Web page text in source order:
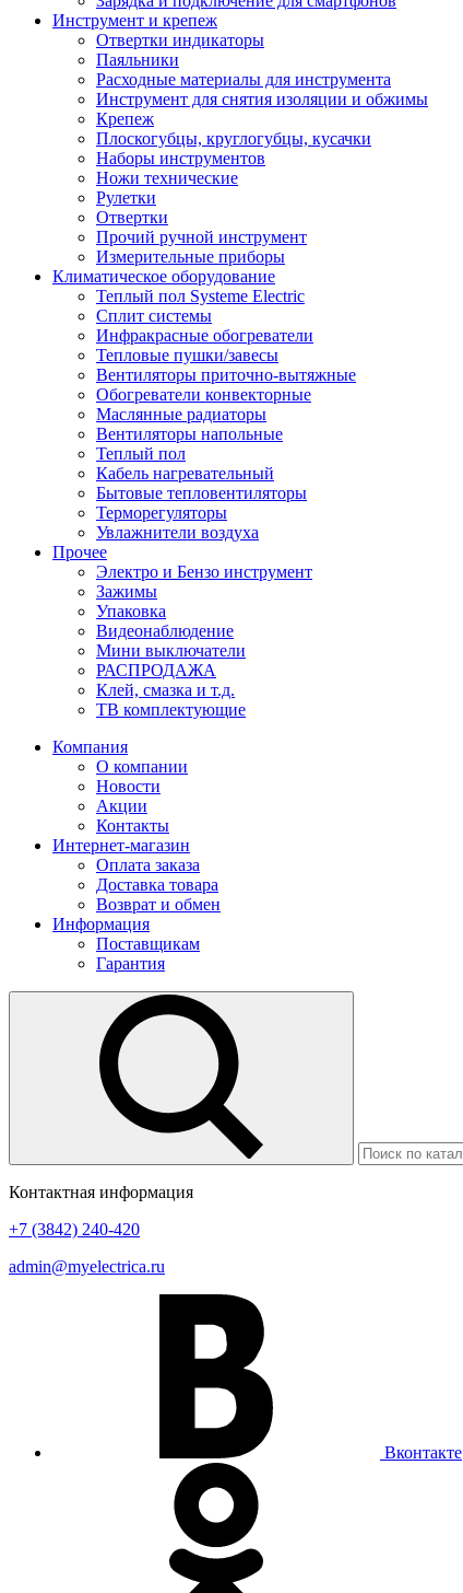
Инструмент и крепеж
Отвертки индикаторы
Паяльники
Расходные материалы для инструмента
Инструмент для снятия изоляции и обжимы
Крепеж
Плоскогубцы, круглогубцы, кусачки
Наборы инструментов
Ножи технические
Рулетки
Отвертки
Прочий ручной инструмент
Измерительные приборы
Климатическое оборудование
Теплый пол Systeme Electric
Сплит системы
Инфракрасные обогреватели
Тепловые пушки/завесы
Вентиляторы приточно-вытяжные
Обогреватели конвекторные
Маслянные радиаторы
Вентиляторы напольные
Теплый пол
Кабель нагревательный
Бытовые тепловентиляторы
Терморегуляторы
Увлажнители воздуха
Прочее
Электро и Бензо инструмент
Зажимы
Упаковка
Видеонаблюдение
Мини выключатели
РАСПРОДАЖА
Клей, смазка и т.д.
ТВ комплектующие
Компания
О компании
Новости
Акции
Контакты
Интернет-магазин
Оплата заказа
Доставка товара
Возврат и обмен
Информация
Поставщикам
Гарантия
Контактная информация
+7 (3842) 240-420
admin@myelectrica.ru
Вконтакте